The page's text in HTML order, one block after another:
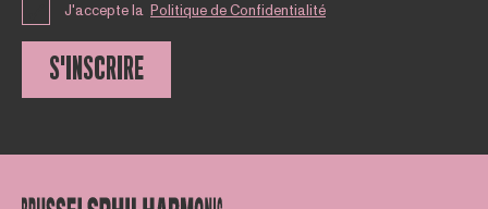
J'accepte la Politique de Confidentialité
S'INSCRIRE